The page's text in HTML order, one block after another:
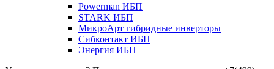
Powerman ИБП
STARK ИБП
МикроАрт гибридные инверторы
Сибконтакт ИБП
Энергия ИБП